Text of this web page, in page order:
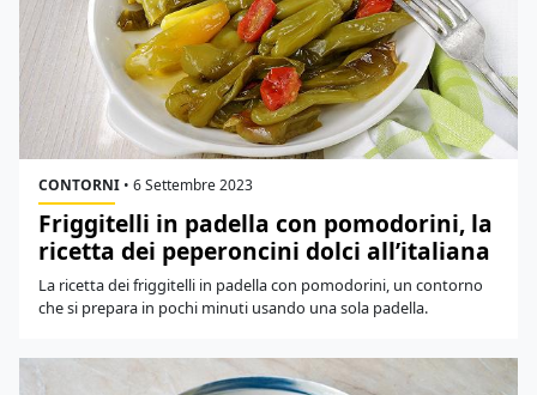
CONTORNI • 6 Settembre 2023
Friggitelli in padella con pomodorini, la
ricetta dei peperoncini dolci all’italiana
La ricetta dei friggitelli in padella con pomodorini, un contorno
che si prepara in pochi minuti usando una sola padella.